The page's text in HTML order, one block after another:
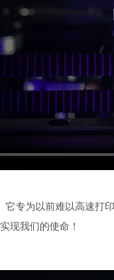
专为以前难以高速
现我们的使命！